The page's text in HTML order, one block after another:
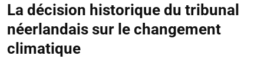
La décision historique du tribunal
néerlandais sur le changement
climatique